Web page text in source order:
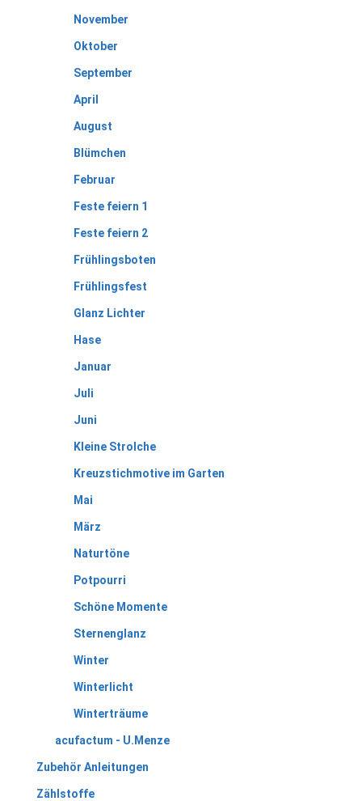
November
Oktober
September
April
August
Blümchen
Februar
Feste feiern 1
Feste feiern 2
Frühlingsboten
Frühlingsfest
Glanz Lichter
Hase
Januar
Juli
Juni
Kleine Strolche
Kreuzstichmotive im Garten
Mai
März
Naturtöne
Potpourri
Schöne Momente
Sternenglanz
Winter
Winterlicht
Winterträume
acufactum - U.Menze
Zubehör Anleitungen
Zählstoffe